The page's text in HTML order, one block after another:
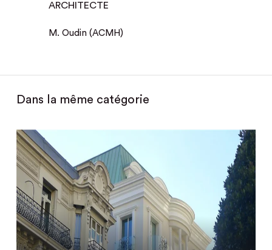
ARCHITECTE
M. Oudin (ACMH)
Dans la même catégorie